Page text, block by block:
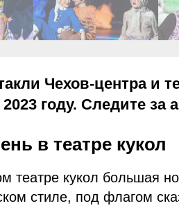
Чехов-центра и
году. Следите
в театре кукол
театре кукол большая
стиле, под флагом